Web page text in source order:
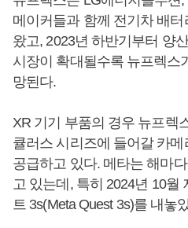
메이커들과 함께 전기차 배
왔고, 2023년 하반기부터 양
시장이 확대될수록 뉴프렉스
망된다.
XR 기기 부품의 경우 뉴프렉
큘러스 시리즈에 들어갈 카
공급하고 있다. 메타는 해마
고 있는데, 특히 2024년 10월
트 3s(Meta Quest 3s)를 내놓